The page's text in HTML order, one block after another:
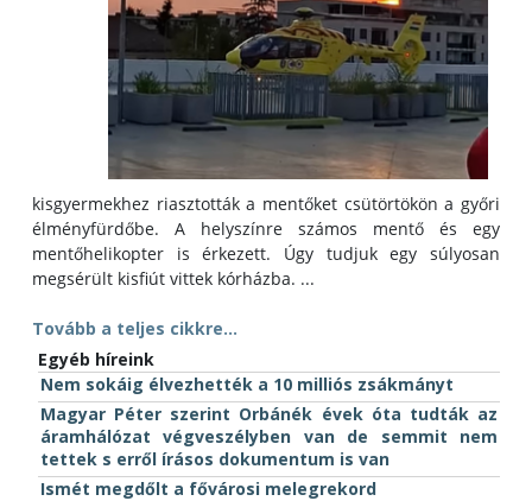
kisgyermekhez riasztották a mentőket csütörtökön a győri
élményfürdőbe. A helyszínre számos mentő és egy
mentőhelikopter is érkezett. Úgy tudjuk egy súlyosan
megsérült kisfiút vittek kórházba. ...
Tovább a teljes cikkre...
Egyéb híreink
Nem sokáig élvezhették a 10 milliós zsákmányt
Magyar Péter szerint Orbánék évek óta tudták az
áramhálózat végveszélyben van de semmit nem
tettek s erről írásos dokumentum is van
Ismét megdőlt a fővárosi melegrekord